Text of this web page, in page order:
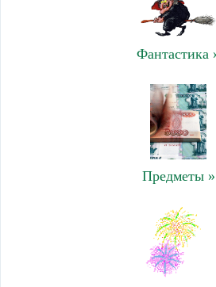
Фантастика
Предметы »